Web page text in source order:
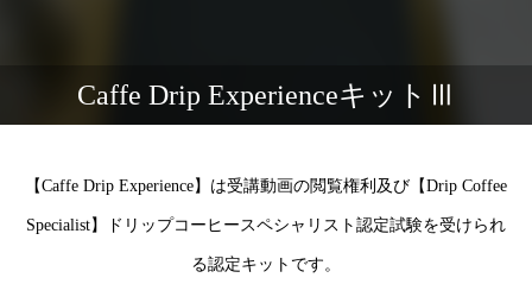
Caffe Drip ExperienceキットⅢ
【Caffe Drip Experience】は受講動画の閲覧権利及び【Drip Coffee
Specialist】ドリップコーヒースペシャリスト認定試験を受けられ
る認定キットです。